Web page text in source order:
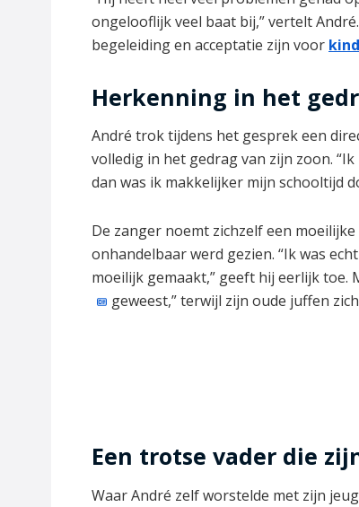
ongelooflijk veel baat bij,” vertelt
begeleiding en acceptatie zijn voor
Herkenning in het
André trok tijdens het gesprek een
volledig in het gedrag van zijn zoon.
dan was ik makkelijker mijn schooltijd
De zanger noemt zichzelf een
onhandelbaar werd gezien. “Ik was
moeilijk gemaakt,” geeft hij eerlijk toe.
geweest,” terwijl zijn oude juffen
Een trotse vader die
Waar André zelf worstelde met zijn